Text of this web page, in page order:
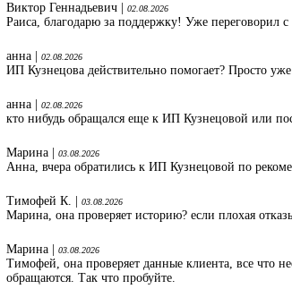
Виктор Геннадьевич | 02.08.2026
Раиса, благодарю за поддержку! Уже переговорил
анна | 02.08.2026
ИП Кузнецова действительно помогает? Просто
анна | 02.08.2026
кто нибудь обращался еще к ИП Кузнецовой или
Марина | 03.08.2026
Анна, вчера обратились к ИП Кузнецовой по
Тимофей К. | 03.08.2026
Марина, она проверяет историю? если плохая
Марина | 03.08.2026
Тимофей, она проверяет данные клиента, все что
обращаются. Так что пробуйте.